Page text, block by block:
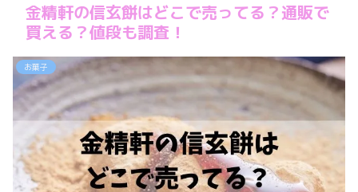
金精軒の信玄餅はどこで売ってる？通販で
買える？値段も調査！
お菓子